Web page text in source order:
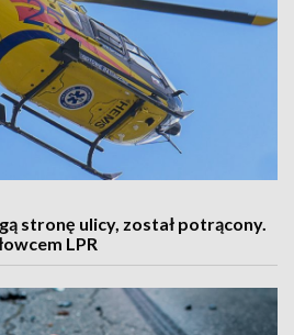
stronę ulicy, został potrącony.
LPR